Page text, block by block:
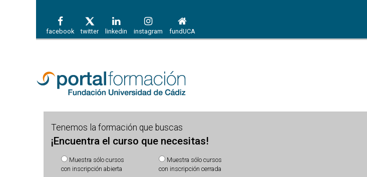
facebook twitter linkedin instagram fundUCA
Tenemos la formación que buscas
¡Encuentra el curso que necesitas!
Muestra sólo cursos
con inscripción abierta
Muestra sólo cursos
con inscripción cerrada